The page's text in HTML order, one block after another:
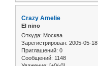
Crazy Amelie
El nino
Откуда: Москва
Зарегистрирован: 2005-05-18
Приглашений: 0
Сообщений: 1148